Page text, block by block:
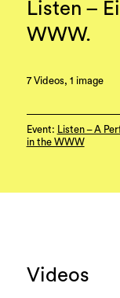
Listen –
WWW.
7 Videos, 1 image
Event: Listen – A
in the WWW
Videos